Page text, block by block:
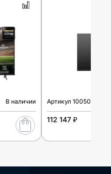
В наличии Артикул 100503
112 147 ₽